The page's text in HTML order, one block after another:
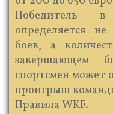
Победитель
определяется
боев, а
завершающем
спортсмен может
проигрыш
Правила WKF.